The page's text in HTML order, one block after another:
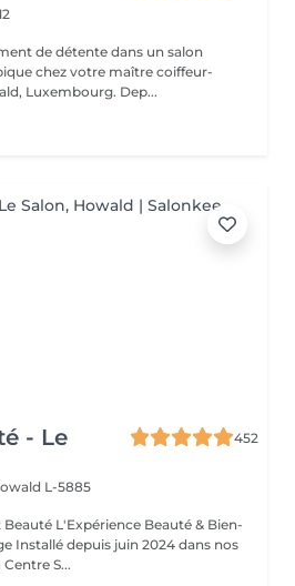
de détente dans un salon
chez votre maître coiffeur-
Luxembourg. Dep...
- Le
452
L-5885
& Bien-
Installé depuis juin 2024 dans nos
S...